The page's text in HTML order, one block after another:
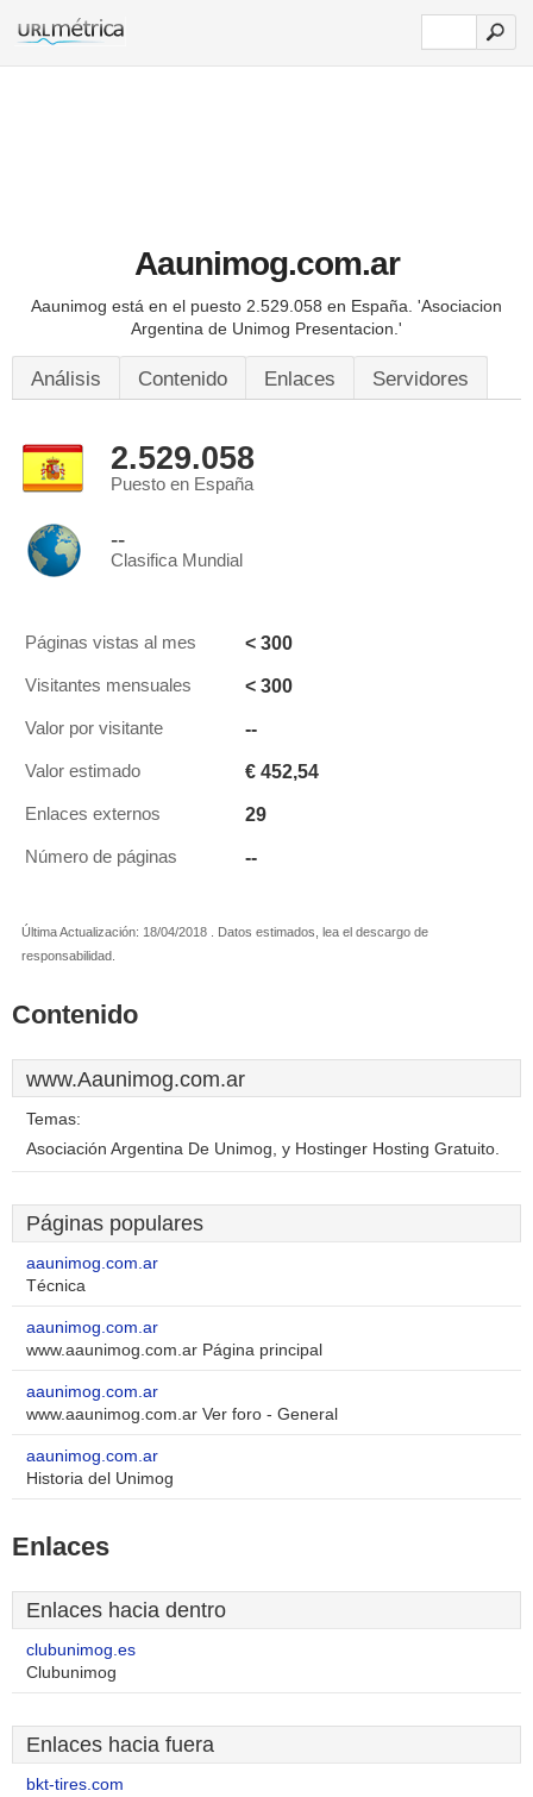
Aaunimog.com.ar
Aaunimog está en el puesto 2.529.058 en España. 'Asociacion
Argentina de Unimog Presentacion.'
Análisis Contenido Enlaces Servidores
2.529.058
Puesto en España
--
Clasifica Mundial
Páginas vistas al mes < 300
Visitantes mensuales < 300
Valor por visitante --
Valor estimado € 452,54
Enlaces externos 29
Número de páginas --
Última Actualización: 18/04/2018 . Datos estimados, lea el descargo de
responsabilidad.
Contenido
www.Aaunimog.com.ar
Temas:
Asociación Argentina De Unimog, y Hostinger Hosting Gratuito.
Páginas populares
aaunimog.com.ar
Técnica
aaunimog.com.ar
www.aaunimog.com.ar Página principal
aaunimog.com.ar
www.aaunimog.com.ar Ver foro - General
aaunimog.com.ar
Historia del Unimog
Enlaces
Enlaces hacia dentro
clubunimog.es
Clubunimog
Enlaces hacia fuera
bkt-tires.com